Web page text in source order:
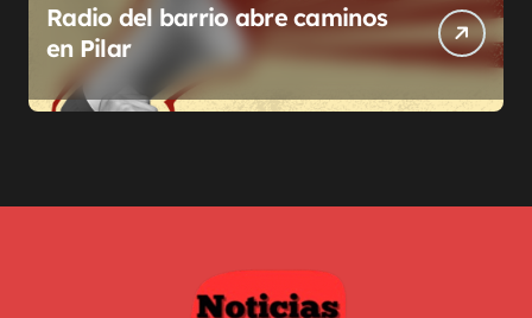
Radio del barrio abre caminos
en Pilar